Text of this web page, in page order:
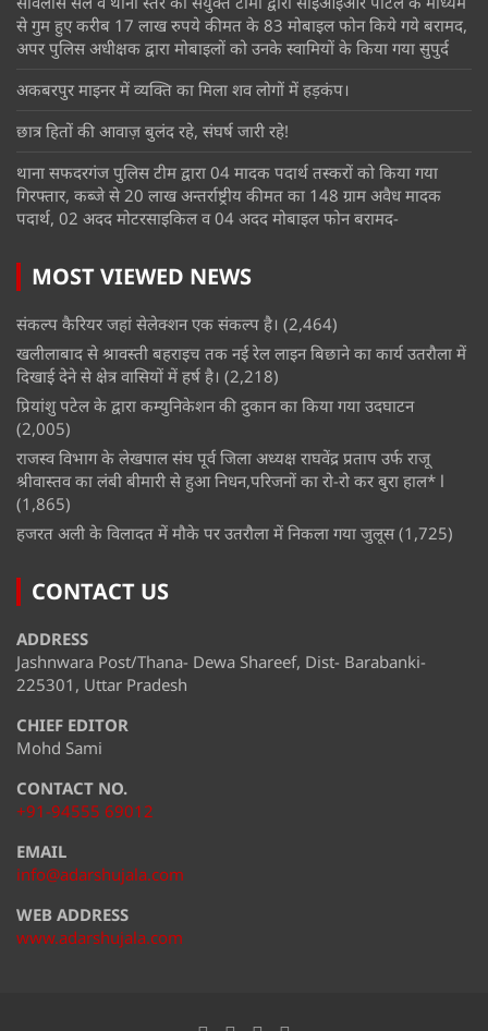
से गुम हुए करीब 17 लाख रुपये कीमत के 83 मोबाइल फोन किये गये बरामद,
अपर पुलिस अधीक्षक द्वारा मोबाइलों को उनके स्वामियों के किया गया सुपुर्द
अकबरपुर माइनर में व्यक्ति का मिला शव लोगों में हड़कंप।
छात्र हितों की आवाज़ बुलंद रहे, संघर्ष जारी रहे!
थाना सफदरगंज पुलिस टीम द्वारा 04 मादक पदार्थ तस्करों को किया गया
गिरफ्तार, कब्जे से 20 लाख अन्तर्राष्ट्रीय कीमत का 148 ग्राम अवैध मादक
पदार्थ, 02 अदद मोटरसाइकिल व 04 अदद मोबाइल फोन बरामद-
MOST VIEWED NEWS
संकल्प कैरियर जहां सेलेक्शन एक संकल्प है। (2,464)
खलीलाबाद से श्रावस्ती बहराइच तक नई रेल लाइन बिछाने का कार्य उतरौला में
दिखाई देने से क्षेत्र वासियों में हर्ष है। (2,218)
प्रियांशु पटेल के द्वारा कम्युनिकेशन की दुकान का किया गया उदघाटन
(2,005)
राजस्व विभाग के लेखपाल संघ पूर्व जिला अध्यक्ष राघवेंद्र प्रताप उर्फ राजू
श्रीवास्तव का लंबी बीमारी से हुआ निधन,परिजनों का रो-रो कर बुरा हाल* l
(1,865)
हजरत अली के विलादत में मौके पर उतरौला में निकला गया जुलूस (1,725)
CONTACT US
ADDRESS
Jashnwara Post/Thana- Dewa Shareef, Dist- Barabanki-
225301, Uttar Pradesh
CHIEF EDITOR
Mohd Sami
CONTACT NO.
+91-94555 69012
EMAIL
info@adarshujala.com
WEB ADDRESS
www.adarshujala.com